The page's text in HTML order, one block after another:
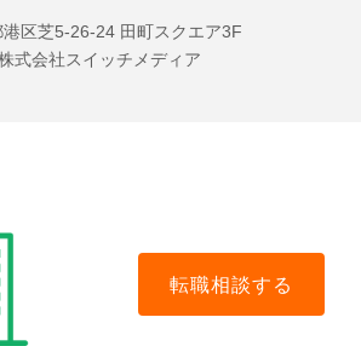
港区芝5-26-24 田町スクエア3F
式会社スイッチメディア